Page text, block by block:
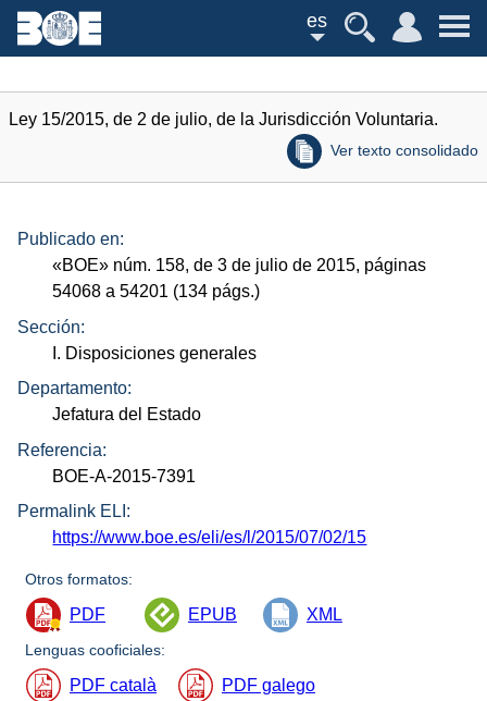
es
Ley 15/2015, de 2 de julio, de la Jurisdicción Voluntaria.
Ver texto consolidado
Publicado en:
«BOE» núm. 158, de 3 de julio de 2015, páginas
54068 a 54201 (134 págs.)
Sección:
I. Disposiciones generales
Departamento:
Jefatura del Estado
Referencia:
BOE-A-2015-7391
Permalink ELI:
https://www.boe.es/eli/es/l/2015/07/02/15
Otros formatos:
PDF EPUB XML
Lenguas cooficiales:
PDF català PDF galego